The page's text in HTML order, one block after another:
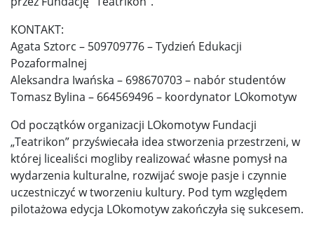
KONTAKT:
Agata Sztorc – 509709776 – Tydzień Edukacji
Pozaformalnej
Aleksandra Iwańska – 698670703 – nabór studentów
Tomasz Bylina – 664569496 – koordynator LOkomotyw
Od początków organizacji LOkomotyw Fundacji
„Teatrikon” przyświecała idea stworzenia przestrzeni, w
której licealiści mogliby realizować własne pomysł na
wydarzenia kulturalne, rozwijać swoje pasje i czynnie
uczestniczyć w tworzeniu kultury. Pod tym względem
pilotażowa edycja LOkomotyw zakończyła się sukcesem.